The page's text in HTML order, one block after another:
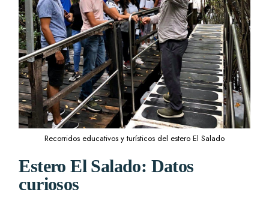
Recorridos educativos y turísticos del estero El Salado
Estero El Salado: Datos
curiosos